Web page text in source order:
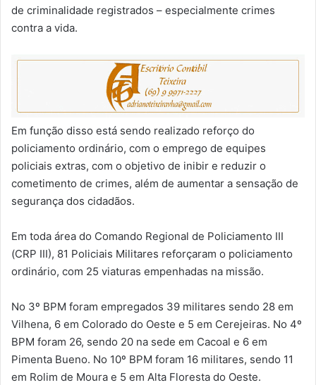
de criminalidade registrados – especialmente crimes
contra a vida.
Em função disso está sendo realizado reforço do
policiamento ordinário, com o emprego de equipes
policiais extras, com o objetivo de inibir e reduzir o
cometimento de crimes, além de aumentar a sensação de
segurança dos cidadãos.
Em toda área do Comando Regional de Policiamento III
(CRP III), 81 Policiais Militares reforçaram o policiamento
ordinário, com 25 viaturas empenhadas na missão.
No 3º BPM foram empregados 39 militares sendo 28 em
Vilhena, 6 em Colorado do Oeste e 5 em Cerejeiras. No 4º
BPM foram 26, sendo 20 na sede em Cacoal e 6 em
Pimenta Bueno. No 10º BPM foram 16 militares, sendo 11
em Rolim de Moura e 5 em Alta Floresta do Oeste.